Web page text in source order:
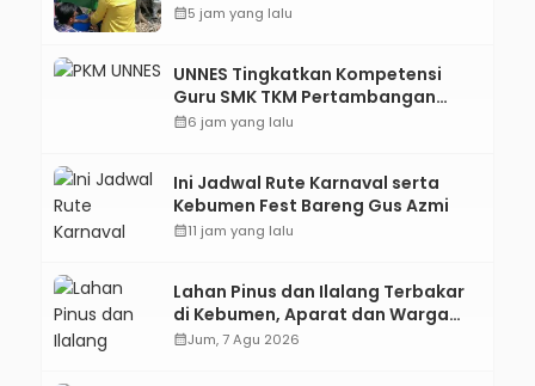
Bantu Mesin dan Pendampingan
calendar_month5 jam yang lalu
UNNES Tingkatkan Kompetensi
Guru SMK TKM Pertambangan
Kebumen melalui Desain Green
calendar_month6 jam yang lalu
Ini Jadwal Rute Karnaval serta
Kebumen Fest Bareng Gus Azmi
calendar_month11 jam yang lalu
Lahan Pinus dan Ilalang Terbakar
di Kebumen, Aparat dan Warga
Padamkan Api Secara Manual
calendar_monthJum, 7 Agu 2026